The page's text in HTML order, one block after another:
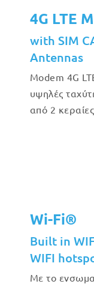
4G LTE
with SIM
Antennas
Modem 4G
υψηλές
από 2
Wi-Fi®
Built in
WIFI
Με το